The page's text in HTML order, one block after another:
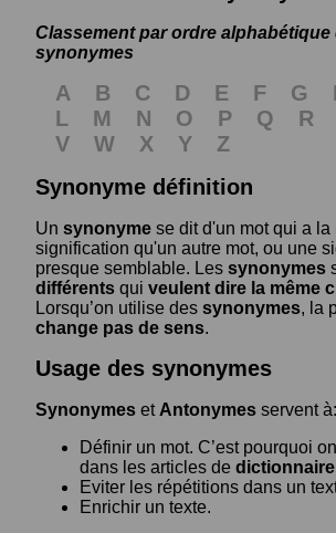
Classement par ordre alphabétique
synonymes
A B C D E F G
L
M N O P Q R
V
W X Y
Z
Synonyme définition
Un synonyme se dit d'un mot qui a la
signification qu'un autre mot, ou une
presque semblable. Les synonymes
différents qui veulent dire la même
Lorsqu’on utilise des synonymes, la
change pas de sens.
Usage des synonymes
Synonymes et Antonymes servent à:
Définir un mot. C’est pourquoi
dans les articles de
Eviter les répétitions dans un
Enrichir un texte.